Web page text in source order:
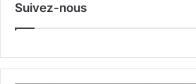
Suivez-nous